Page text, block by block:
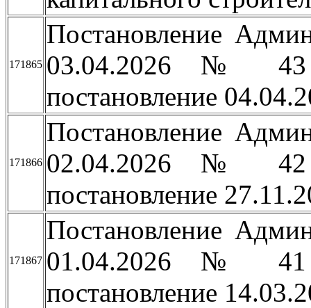
171865
Постановление
03.04.2026 № 43
постановление
171866
Постановление
02.04.2026 № 42
постановление
171867
Постановление
01.04.2026 № 41
постановление